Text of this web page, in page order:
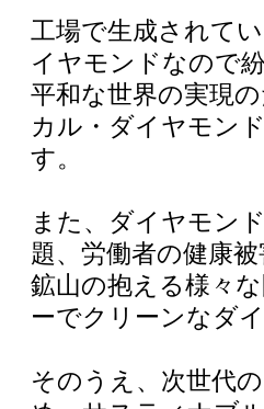
工場で生成されて
イヤモンドなので
平和な世界の実現
カル・ダイヤモ
す。
また、ダイヤモン
題、労働者の健康
鉱山の抱える様々
ーでクリーンなダ
そのうえ、次世代